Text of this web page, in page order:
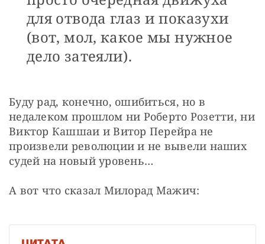
для отвода глаз и показухи
(вот, мол, какое мы нужное
дело затеяли).
Буду рад, конечно, ошибиться, но в
недалеком прошлом ни Роберто Розетти, ни
Виктор Кашшаи и Витор Перейра не
произвели революции и не вывели наших
судей на новый уровень…
А вот что сказал Милорад Мажич: